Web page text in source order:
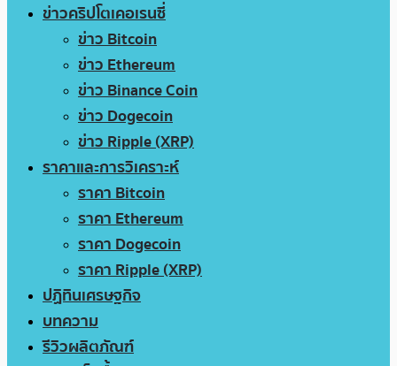
ข่าวคริปโตเคอเรนซี่
ข่าว Bitcoin
ข่าว Ethereum
ข่าว Binance Coin
ข่าว Dogecoin
ข่าว Ripple (XRP)
ราคาและการวิเคราะห์
ราคา Bitcoin
ราคา Ethereum
ราคา Dogecoin
ราคา Ripple (XRP)
ปฏิทินเศรษฐกิจ
บทความ
รีวิวผลิตภัณฑ์